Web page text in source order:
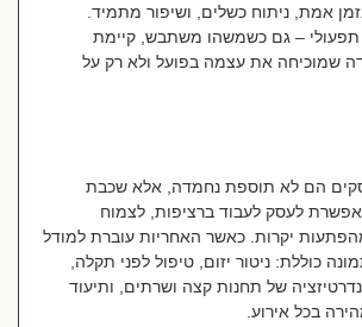
אמת, ניתוח כשלים, ושיפור מתמיד.
– גם כשמשהו משתבש, קיימת
שמוכיחה את עצמה בפועל ולא רק על
הם לא תוספת נחמדה, אלא שכבת
לעסק לעבוד ברציפות, לצמוח
יקרות. כאשר האחריות עוברת למודל
כוללת: ניטור יזום, טיפול לפני תקלה,
של תחנות קצה ושרתים, ותיעוד
בכל אירוע.